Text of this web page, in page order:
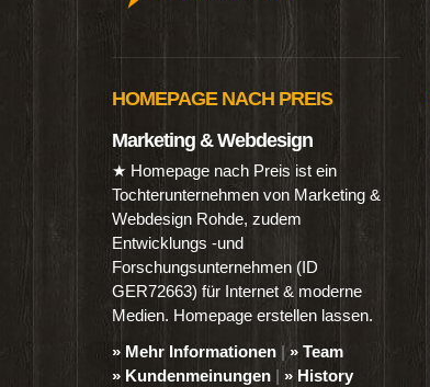
HOMEPAGE NACH PREIS
Marketing & Webdesign
★ Homepage nach Preis ist ein
Tochterunternehmen von Marketing &
Webdesign Rohde, zudem
Entwicklungs -und
Forschungsunternehmen (ID
GER72663) für Internet & moderne
Medien. Homepage erstellen lassen.
» Mehr Informationen | » Team
» Kundenmeinungen | » History